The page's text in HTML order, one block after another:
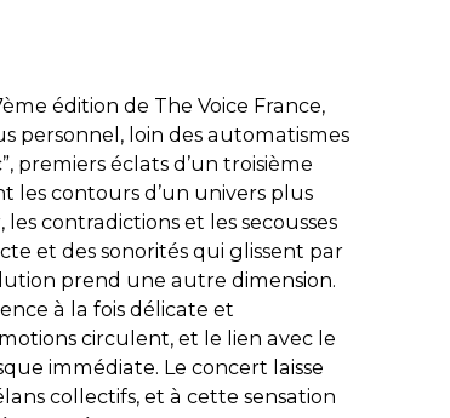
édition de The Voice France,
personnel, loin des automatismes
premiers éclats d’un troisième
les contours d’un univers plus
contradictions et les secousses
et des sonorités qui glissent par
prend une autre dimension.
à la fois délicate et
circulent, et le lien avec le
immédiate. Le concert laisse
collectifs, et à cette sensation